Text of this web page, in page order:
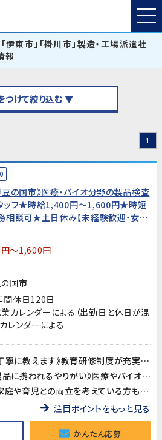
伊東市」「掛川市」製造・工場派遣社
報
つけて絞り込む ▼
1
豆の国市》医療・バイオ分野の製品検査
ッフ★時給1,400円〜1,600円★時短
相談可★土日休み【未経験歓迎・女性
～1,600円
国市
間休日120日
カレンダーによる（出勤日と休日が混
レンダーによる
《未経験歓迎・先輩が丁寧に教えます》教育研修制度が充実しているので、製造・検査業務が初めての方も安心してスタートできます。アットホームな職場で長く働きやすい環境です。
《医療・バイオ分野の製品に携われるやりがい》医療やバイオ分野で使用されるマイクロ流路チップの品質を守る、社会に貢献できるお仕事です。クリーンルームでの作業で清潔な環境が保たれています。
《時短勤務も相談可》家庭や育児との両立を考えている方も歓迎。時短勤務のご相談に対応しています。家庭都合での休みも取りやすい職場です。
注目ポイントをもっと見る
かんたん応募